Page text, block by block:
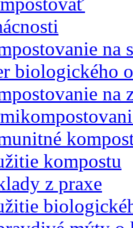
na
biologického
na
kompostu
z praxe